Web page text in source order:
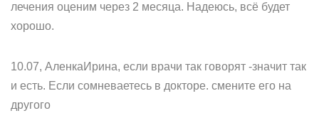
лечения оценим через 2 месяца. Надеюсь, всё будет
хорошо.
10.07, АленкаИрина, если врачи так говорят -значит так
и есть. Если сомневаетесь в докторе. смените его на
другого